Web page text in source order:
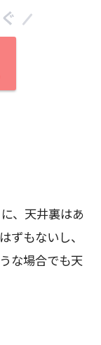
、天井裏はあ
ずもないし、
な場合でも天